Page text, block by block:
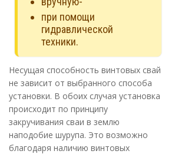
при помощи
гидравлической
техники.
Несущая способность винтовых свай
не зависит от выбранного способа
установки. В обоих случая установка
происходит по принципу
закручивания сваи в землю
наподобие шурупа. Это возможно
благодаря наличию винтовых